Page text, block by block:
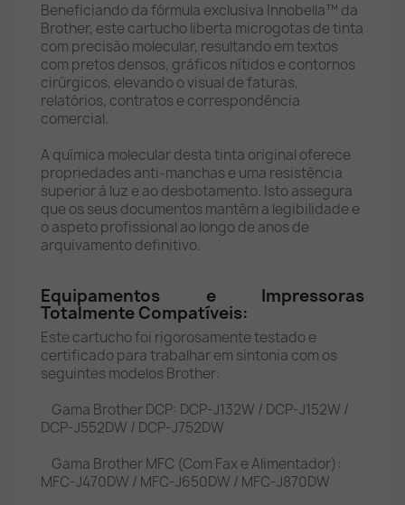
Beneficiando da fórmula exclusiva Innobella™ da
Brother, este cartucho liberta microgotas de tinta
com precisão molecular, resultando em textos
com pretos densos, gráficos nítidos e contornos
cirúrgicos, elevando o visual de faturas,
relatórios, contratos e correspondência
comercial.
A química molecular desta tinta original oferece
propriedades anti-manchas e uma resistência
superior à luz e ao desbotamento. Isto assegura
que os seus documentos mantêm a legibilidade e
o aspeto profissional ao longo de anos de
arquivamento definitivo.
Equipamentos e Impressoras
Totalmente Compatíveis:
Este cartucho foi rigorosamente testado e
certificado para trabalhar em sintonia com os
seguintes modelos Brother:
Gama Brother DCP: DCP-J132W / DCP-J152W /
DCP-J552DW / DCP-J752DW
Gama Brother MFC (Com Fax e Alimentador):
MFC-J470DW / MFC-J650DW / MFC-J870DW